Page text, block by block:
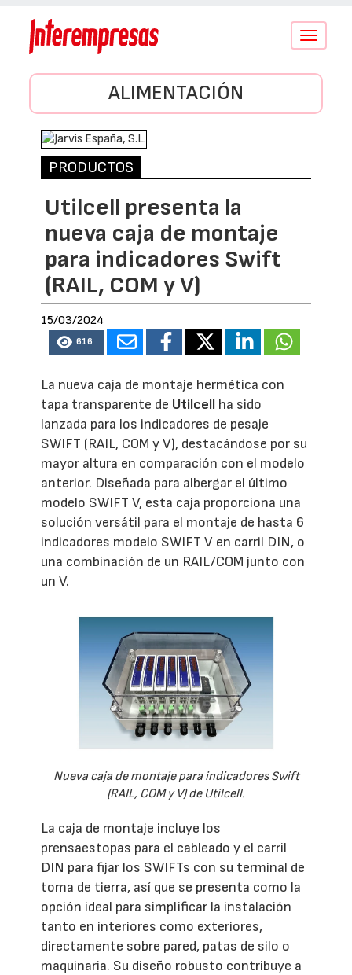
Conmutar
ALIMENTACIÓN
PRODUCTOS
Utilcell presenta la
nueva caja de montaje
para indicadores Swift
(RAIL, COM y V)
15/03/2024
616
La nueva caja de montaje hermética con
tapa transparente de Utilcell ha sido
lanzada para los indicadores de pesaje
SWIFT (RAIL, COM y V), destacándose por su
mayor altura en comparación con el modelo
anterior. Diseñada para albergar el último
modelo SWIFT V, esta caja proporciona una
solución versátil para el montaje de hasta 6
indicadores modelo SWIFT V en carril DIN, o
una combinación de un RAIL/COM junto con
un V.
Nueva caja de montaje para indicadores Swift
(RAIL, COM y V) de Utilcell.
La caja de montaje incluye los
prensaestopas para el cableado y el carril
DIN para fijar los SWIFTs con su terminal de
toma de tierra, así que se presenta como la
opción ideal para simplificar la instalación
tanto en interiores como exteriores,
directamente sobre pared, patas de silo o
maquinaria. Su diseño robusto contribuye a